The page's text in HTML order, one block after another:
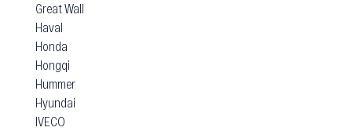
Great Wall
Haval
Honda
Hongqi
Hummer
Hyundai
IVECO